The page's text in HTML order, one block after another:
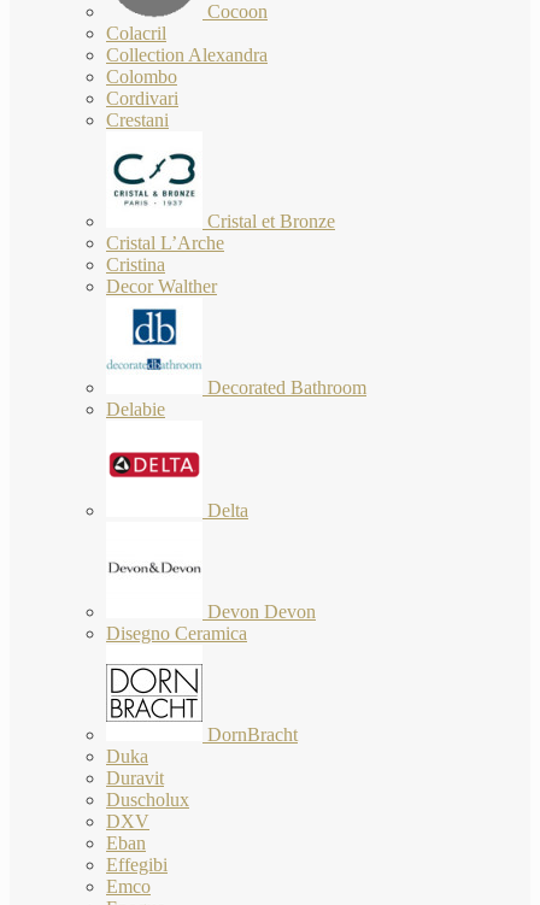
Cocoon
Colacril
Collection Alexandra
Colombo
Cordivari
Crestani
Cristal et Bronze
Cristal L’Arche
Cristina
Decor Walther
Decorated Bathroom
Delabie
Delta
Devon Devon
Disegno Ceramica
DornBracht
Duka
Duravit
Duscholux
DXV
Eban
Effegibi
Emco